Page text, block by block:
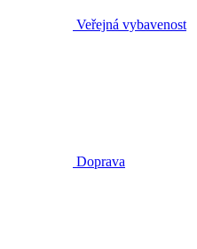
Veřejná vybavenost
Doprava